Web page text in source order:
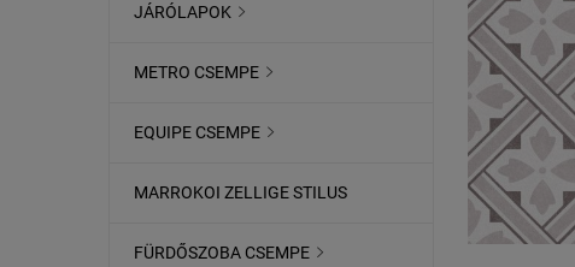
JÁRÓLAPOK 
METRO CSEMPE 
EQUIPE CSEMPE 
MARROKOI ZELLIGE STILUS
FÜRDŐSZOBA CSEMPE 